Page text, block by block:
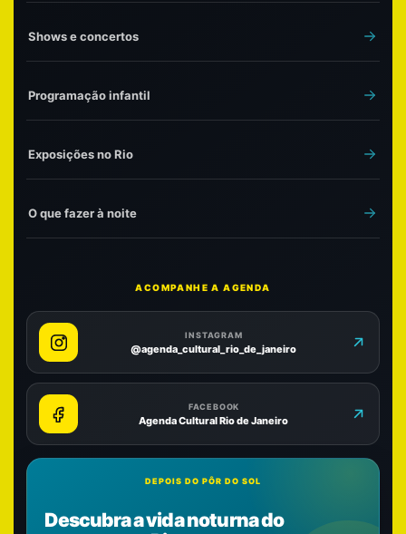
Shows e concertos
Programação infantil
Exposições no Rio
O que fazer à noite
ACOMPANHE A AGENDA
INSTAGRAM
@agenda_cultural_rio_de_janeiro
FACEBOOK
Agenda Cultural Rio de Janeiro
DEPOIS DO PÔR DO SOL
Descubra a vida noturna do